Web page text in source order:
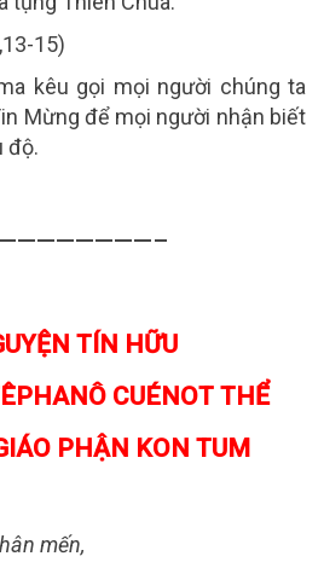
15)
kêu gọi mọi người chúng ta
Mừng để mọi người nhận biết
độ.
TÍN HỮU
CUÉNOT THỂ
PHẬN KON TUM
mến,